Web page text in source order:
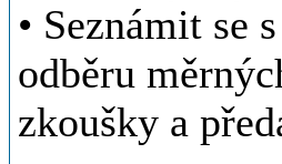
• Seznámit se
odběru
zkoušky a